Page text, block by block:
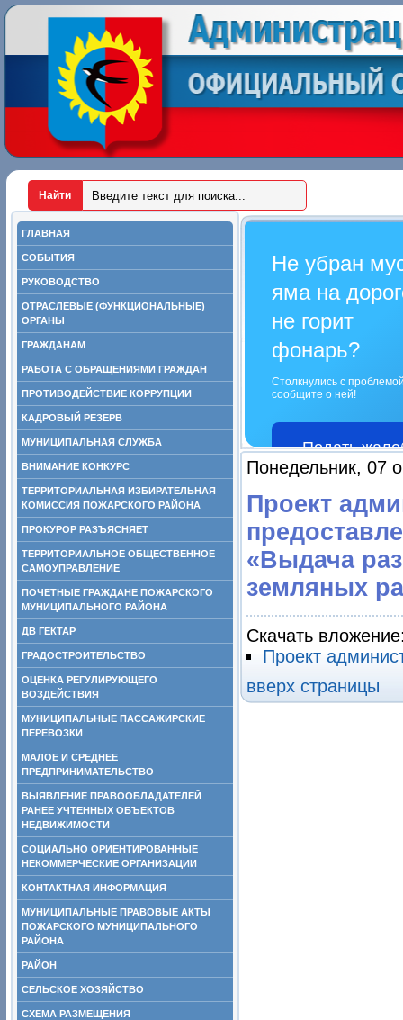
ГЛАВНАЯ
СОБЫТИЯ
РУКОВОДСТВО
ОТРАСЛЕВЫЕ (ФУНКЦИОНАЛЬНЫЕ)
ОРГАНЫ
ГРАЖДАНАМ
РАБОТА С ОБРАЩЕНИЯМИ ГРАЖДАН
ПРОТИВОДЕЙСТВИЕ КОРРУПЦИИ
КАДРОВЫЙ РЕЗЕРВ
МУНИЦИПАЛЬНАЯ СЛУЖБА
ВНИМАНИЕ КОНКУРС
ТЕРРИТОРИАЛЬНАЯ ИЗБИРАТЕЛЬНАЯ
КОМИССИЯ ПОЖАРСКОГО РАЙОНА
ПРОКУРОР РАЗЪЯСНЯЕТ
ТЕРРИТОРИАЛЬНОЕ ОБЩЕСТВЕННОЕ
САМОУПРАВЛЕНИЕ
ПОЧЕТНЫЕ ГРАЖДАНЕ ПОЖАРСКОГО
МУНИЦИПАЛЬНОГО РАЙОНА
ДВ ГЕКТАР
ГРАДОСТРОИТЕЛЬСТВО
ОЦЕНКА РЕГУЛИРУЮЩЕГО
ВОЗДЕЙСТВИЯ
МУНИЦИПАЛЬНЫЕ ПАССАЖИРСКИЕ
ПЕРЕВОЗКИ
МАЛОЕ И СРЕДНЕЕ
ПРЕДПРИНИМАТЕЛЬСТВО
ВЫЯВЛЕНИЕ ПРАВООБЛАДАТЕЛЕЙ
РАНЕЕ УЧТЕННЫХ ОБЪЕКТОВ
НЕДВИЖИМОСТИ
СОЦИАЛЬНО ОРИЕНТИРОВАННЫЕ
НЕКОММЕРЧЕСКИЕ ОРГАНИЗАЦИИ
КОНТАКТНАЯ ИНФОРМАЦИЯ
МУНИЦИПАЛЬНЫЕ ПРАВОВЫЕ АКТЫ
ПОЖАРСКОГО МУНИЦИПАЛЬНОГО
РАЙОНА
РАЙОН
СЕЛЬСКОЕ ХОЗЯЙСТВО
СХЕМА РАЗМЕЩЕНИЯ
Не убран
яма на
не горит
фонарь?
Столкнулись с
сообщите о ней!
Подать
Понедельник, 07
Проект
«Выдача
земляных
Скачать
Проект
вверх страницы